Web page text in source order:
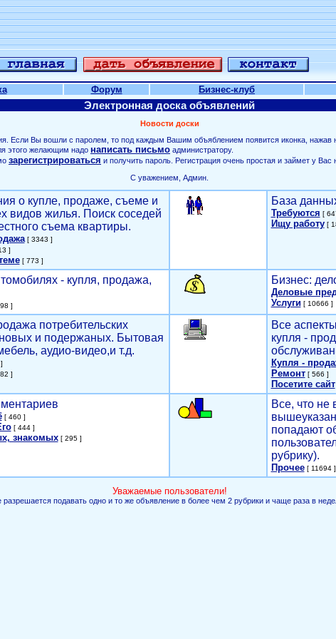
Форум Бизнес-клуб
Электронная доска объявлений
Новости доски
Если Вы вошли с паролем, то под каждым Вашим объяблением появится иконка, нажав
этого желающим надо написать письмо администратору.
зарегистрироваться и получить пароль. Регистрация очень простая и займет у
С уважением, Админ.
о купле, продаже, съеме и
видов жилья. Поиск соседей
съема квартиры.
[ 3343 ]
]
[ 773 ]
База
Требуются [
Ищу работу[
- купля, продажа,
]
Бизнес:
Деловые
Услуги[ 10666 ]
потребительских
и подержаных. Бытовая
аудио-видео,и т.д.
]
Все
купля -
Купля -
Ремонт[ 566 ]
Посетите сайт
[ 460 ]
[ 444 ]
знакомых[ 295 ]
Все, что не
попадают
рубрику).
Прочее[ 11694 ]
Уважаемые пользователи!
разрешается подавать одно и то же объявление в более чем 2 рубрики и чаще раза в